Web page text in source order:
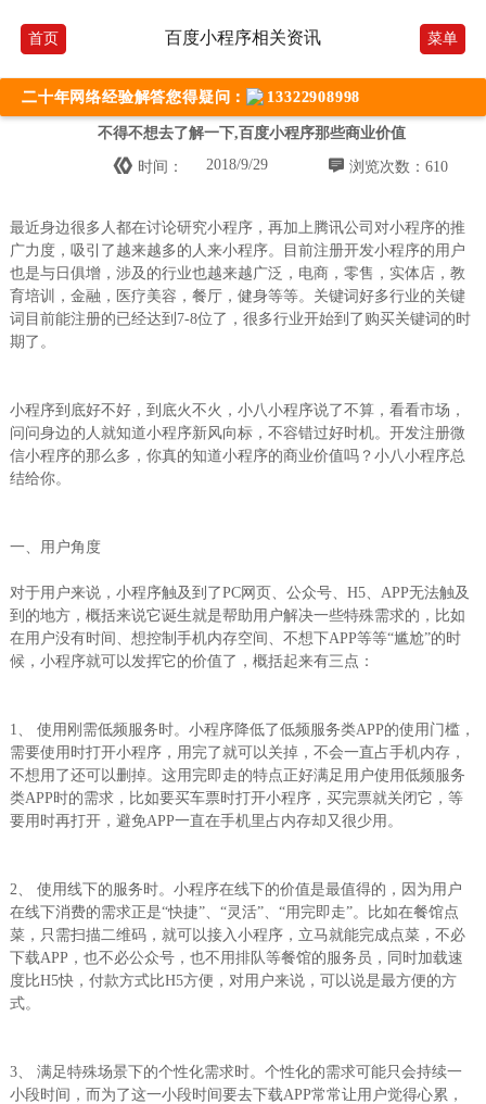
首页 百度小程序相关资讯 菜单
二十年网络经验解答您得疑问： 13322908998
不得不想去了解一下,百度小程序那些商业价值
 浏览次数：610
 时间： 2018/9/29
最近身边很多人都在讨论研究小程序，再加上腾讯公司对小程序的推
广力度，吸引了越来越多的人来小程序。目前注册开发小程序的用户
也是与日俱增，涉及的行业也越来越广泛，电商，零售，实体店，教
育培训，金融，医疗美容，餐厅，健身等等。关键词好多行业的关键
词目前能注册的已经达到7-8位了，很多行业开始到了购买关键词的时
期了。
小程序到底好不好，到底火不火，小八小程序说了不算，看看市场，
问问身边的人就知道小程序新风向标，不容错过好时机。开发注册微
信小程序的那么多，你真的知道小程序的商业价值吗？小八小程序总
结给你。
一、用户角度
对于用户来说，小程序触及到了PC网页、公众号、H5、APP无法触及
到的地方，概括来说它诞生就是帮助用户解决一些特殊需求的，比如
在用户没有时间、想控制手机内存空间、不想下APP等等“尴尬”的时
候，小程序就可以发挥它的价值了，概括起来有三点：
1、 使用刚需低频服务时。小程序降低了低频服务类APP的使用门槛，
需要使用时打开小程序，用完了就可以关掉，不会一直占手机内存，
不想用了还可以删掉。这用完即走的特点正好满足用户使用低频服务
类APP时的需求，比如要买车票时打开小程序，买完票就关闭它，等
要用时再打开，避免APP一直在手机里占内存却又很少用。
2、 使用线下的服务时。小程序在线下的价值是最值得的，因为用户
在线下消费的需求正是“快捷”、“灵活”、“用完即走”。比如在餐馆点
菜，只需扫描二维码，就可以接入小程序，立马就能完成点菜，不必
下载APP，也不必公众号，也不用排队等餐馆的服务员，同时加载速
度比H5快，付款方式比H5方便，对用户来说，可以说是最方便的方
式。
3、 满足特殊场景下的个性化需求时。个性化的需求可能只会持续一
小段时间，而为了这一小段时间要去下载APP常常让用户觉得心累，